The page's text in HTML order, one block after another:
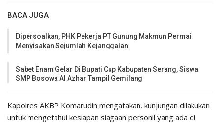
BACA JUGA
Dipersoalkan, PHK Pekerja PT Gunung Makmun Permai
Menyisakan Sejumlah Kejanggalan
Sabet Enam Gelar Di Bupati Cup Kabupaten Serang, Siswa
SMP Bosowa Al Azhar Tampil Gemilang
Kapolres AKBP Komarudin mengatakan, kunjungan dilakukan
untuk mengetahui kesiapan siagaan personil yang ada di